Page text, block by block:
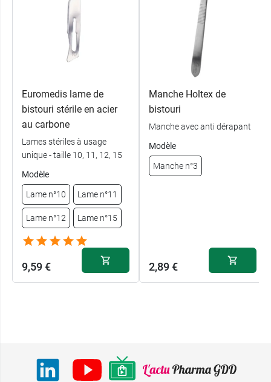
Euromedis lame de
bistouri stérile en acier
au carbone
Lames stériles à usage
unique - taille 10, 11, 12, 15
Modèle
Lame n°10 Lame n°11
Lame n°12 Lame n°15
9,59 €
Manche Holtex de
bistouri
Manche avec anti dérapant
Modèle
Manche n°3
2,89 €